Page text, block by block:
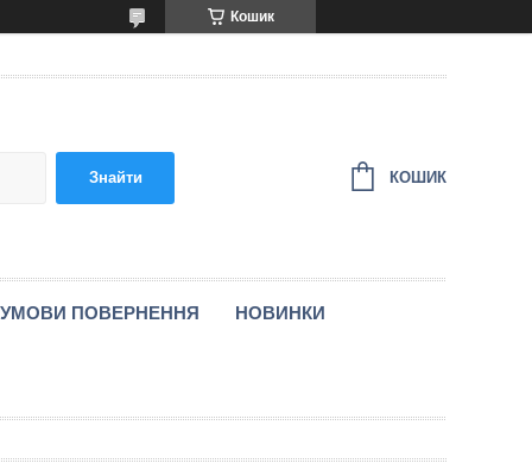
Кошик
Знайти КОШИК
УМОВИ ПОВЕРНЕННЯ НОВИНКИ